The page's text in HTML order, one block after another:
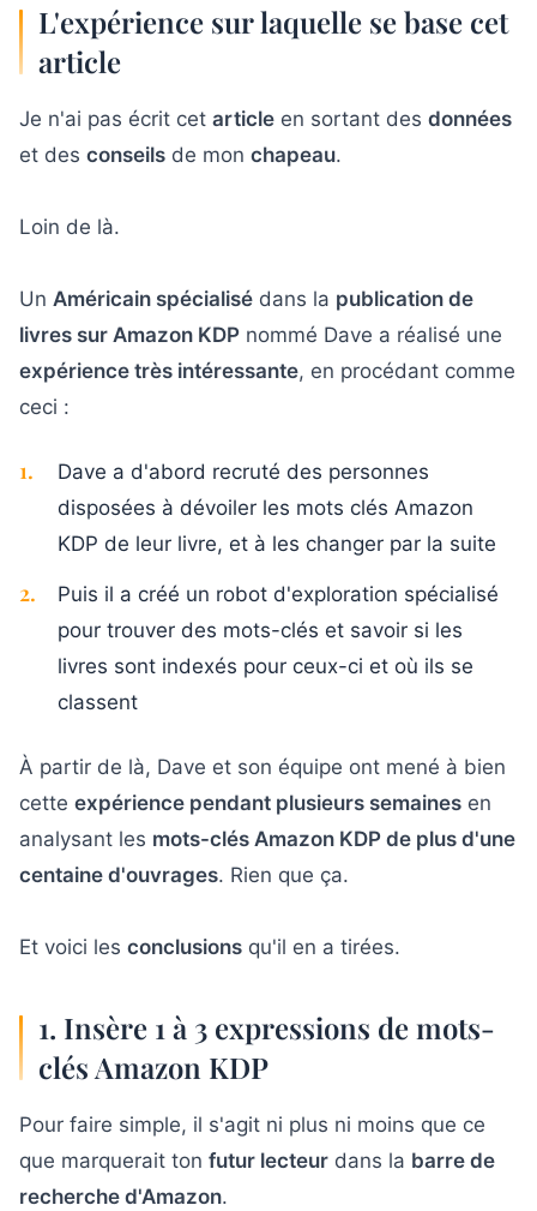
L'expérience sur laquelle se base cet
article
Je n'ai pas écrit cet article en sortant des données
et des conseils de mon chapeau.
Loin de là.
Un Américain spécialisé dans la publication de
livres sur Amazon KDP nommé Dave a réalisé une
expérience très intéressante, en procédant comme
ceci :
1.
Dave a d'abord recruté des personnes
disposées à dévoiler les mots clés Amazon
KDP de leur livre, et à les changer par la suite
2.
Puis il a créé un robot d'exploration spécialisé
pour trouver des mots-clés et savoir si les
livres sont indexés pour ceux-ci et où ils se
classent
À partir de là, Dave et son équipe ont mené à bien
cette expérience pendant plusieurs semaines en
analysant les mots-clés Amazon KDP de plus d'une
centaine d'ouvrages. Rien que ça.
Et voici les conclusions qu'il en a tirées.
1. Insère 1 à 3 expressions de mots-
clés Amazon KDP
Pour faire simple, il s'agit ni plus ni moins que ce
que marquerait ton futur lecteur dans la barre de
recherche d'Amazon.